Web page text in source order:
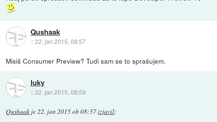
Qushaak
::22. jan 2015, 08:57
Misiš Consumer Preview? Tudi sam se to sprašujem.
luky
::22. jan 2015, 08:59
Qushaak je22. jan 2015 ob 08:57izjavil: